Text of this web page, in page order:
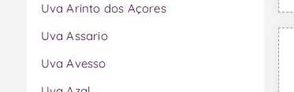
Uva Arinto dos Açores
Uva Assario
Uva Avesso